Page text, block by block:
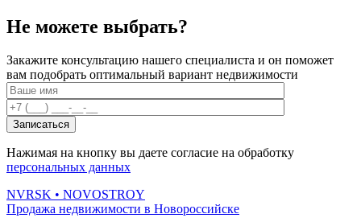
Не можете выбрать?
Закажите консультацию нашего специалиста и он поможет
вам подобрать оптимальный вариант недвижимости
Нажимая на кнопку вы даете согласие на обработку
персональных данных
NVRSK • NOVOSTROY
Продажа недвижимости в Новороссийске